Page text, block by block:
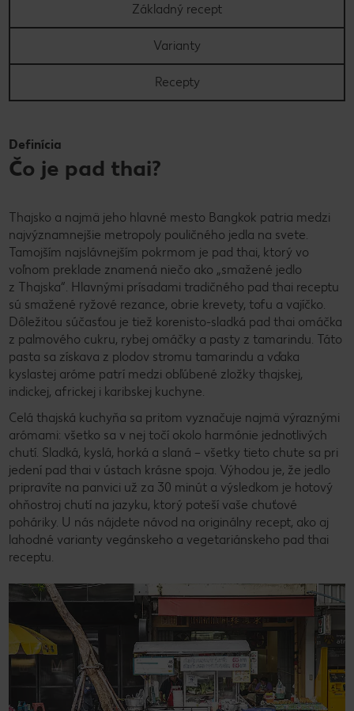
Základný recept
Varianty
Recepty
Definícia
Čo je pad thai?
Thajsko a najmä jeho hlavné mesto Bangkok patria medzi
najvýznamnejšie metropoly pouličného jedla na svete.
Tamojším najslávnejším pokrmom je pad thai, ktorý vo
voľnom preklade znamená niečo ako „smažené jedlo
z Thajska“. Hlavnými prísadami tradičného pad thai receptu
sú smažené ryžové rezance, obrie krevety, tofu a vajíčko.
Dôležitou súčasťou je tiež korenisto-sladká pad thai omáčka
z palmového cukru, rybej omáčky a pasty z tamarindu. Táto
pasta sa získava z plodov stromu tamarindu a vďaka
kyslastej aróme patrí medzi obľúbené zložky thajskej,
indickej, africkej i karibskej kuchyne.
Celá thajská kuchyňa sa pritom vyznačuje najmä výraznými
arómami: všetko sa v nej točí okolo harmónie jednotlivých
chutí. Sladká, kyslá, horká a slaná – všetky tieto chute sa pri
jedení pad thai v ústach krásne spoja. Výhodou je, že jedlo
pripravíte na panvici už za 30 minút a výsledkom je hotový
ohňostroj chutí na jazyku, ktorý poteší vaše chuťové
poháriky. U nás nájdete návod na originálny recept, ako aj
lahodné varianty vegánskeho a vegetariánskeho pad thai
receptu.